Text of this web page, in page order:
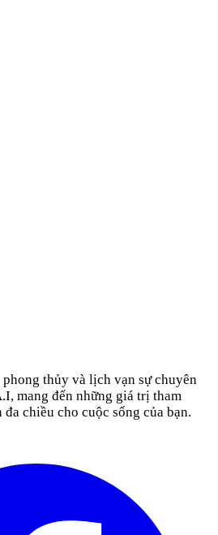
thủy và lịch vạn sự chuyên
mang đến những giá trị tham
chiều cho cuộc sống của bạn.